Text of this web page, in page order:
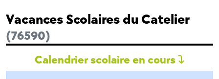
Vacances Scolaires du Catelier
(76590)
Calendrier scolaire en cours